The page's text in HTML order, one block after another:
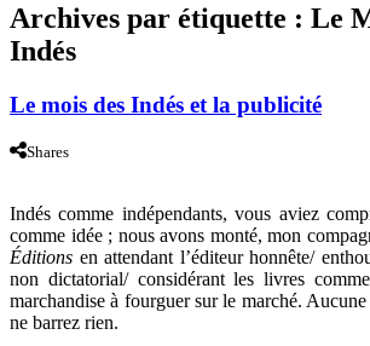
Archives par étiquette : Le
Indés
Le mois des Indés et la publicité
Shares
Indés comme indépendants, vous aviez
comme idée ; nous avons monté, mon
Éditions en attendant l’éditeur honnête/
non dictatorial/ considérant les livres
marchandise à fourguer sur le marché.
ne barrez rien.